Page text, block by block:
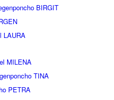
BIRGIT
LAURA
MILENA
TINA
PETRA